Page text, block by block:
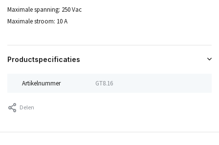
Maximale spanning: 250 Vac
Maximale stroom: 10 A
Productspecificaties
Artikelnummer GT8.16
Delen